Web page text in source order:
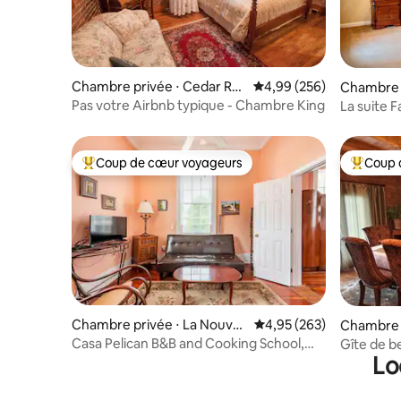
Chambre privée ⋅ Cedar Ra
pids
Évaluation moyenne
4,99 (256)
Pas votre Airbnb typique - Chambre King
Chambre
La suite
Coups de cœur voyageurs les plus appréciés
Coup de cœur voyageurs
Chambre privée ⋅ La Nouvell
e-Orléans
Évaluation moyenne
4,95 (263)
Casa Pelican B&B and Cooking School,
Coups
Coup
Chambre
Gîte de